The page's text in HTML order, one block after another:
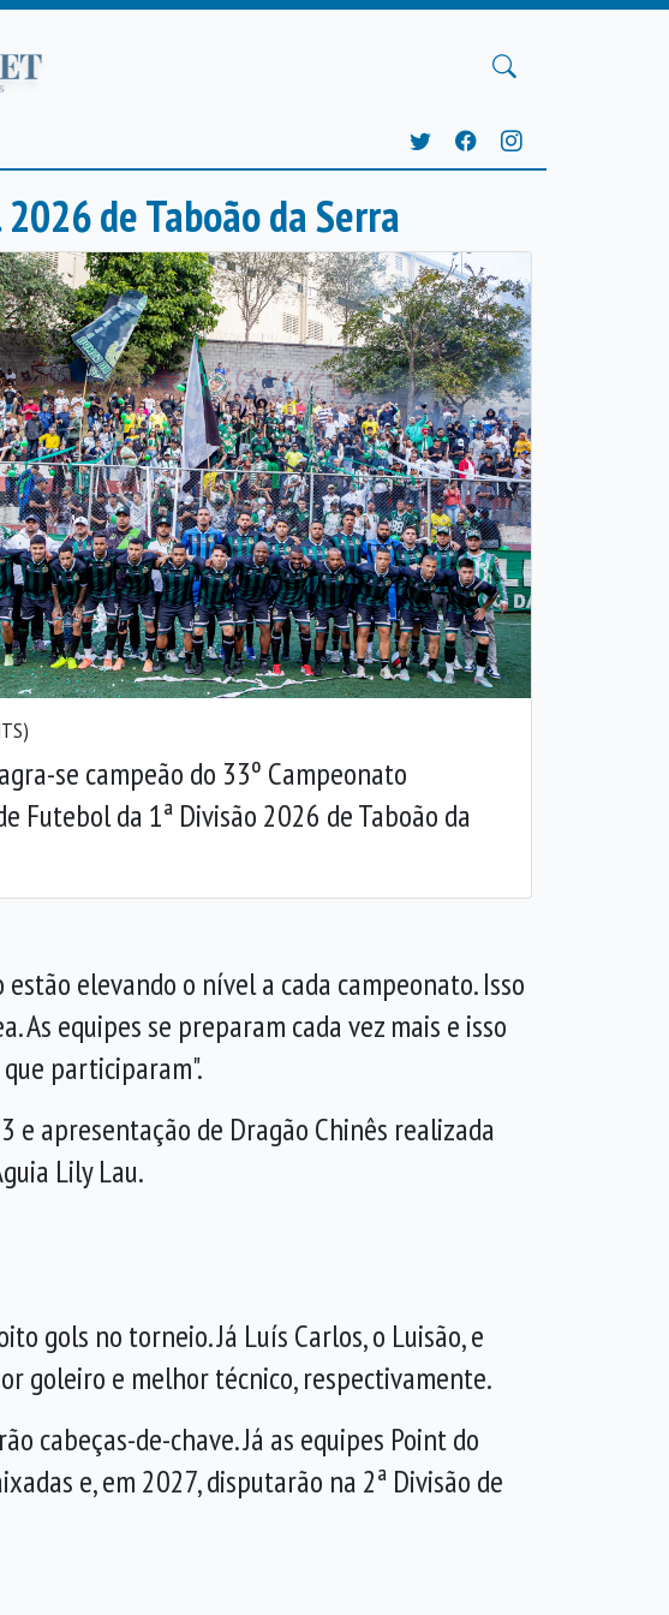
de Taboão da Serra
se campeão do 33º Campeonato
Futebol da 1ª Divisão 2026 de Taboão da
Próxima
elevando o nível a cada campeonato. Isso
As equipes se preparam cada vez mais e isso
participaram".
e apresentação de Dragão Chinês realizada
Lily Lau.
gols no torneio. Já Luís Carlos, o Luisão, e
goleiro e melhor técnico, respectivamente.
cabeças-de-chave. Já as equipes Point do
e, em 2027, disputarão na 2ª Divisão de